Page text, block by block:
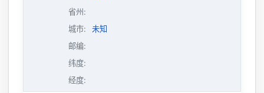
省州:
城市:
未知
邮编:
纬度:
经度: